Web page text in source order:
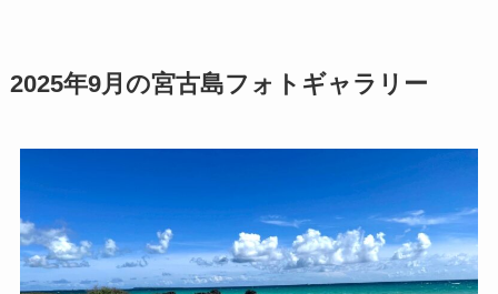
2025年9月の宮古島フォトギャラリー